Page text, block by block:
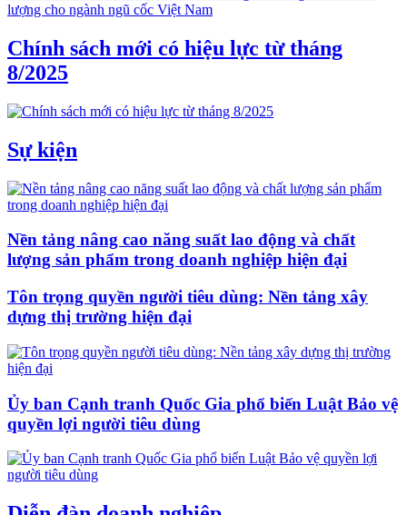
Chính sách mới có hiệu lực từ tháng
8/2025
Sự kiện
Nền tảng nâng cao năng suất lao động và chất
lượng sản phẩm trong doanh nghiệp hiện đại
Tôn trọng quyền người tiêu dùng: Nền tảng xây
dựng thị trường hiện đại
Ủy ban Cạnh tranh Quốc Gia phổ biến Luật Bảo vệ
quyền lợi người tiêu dùng